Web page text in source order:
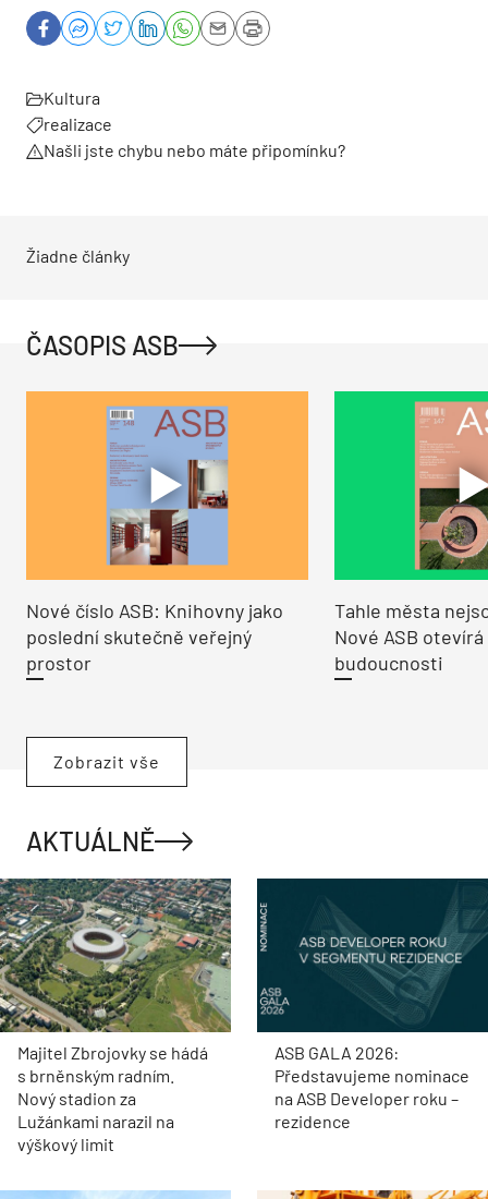
Kultura
realizace
Našli jste chybu nebo máte připomínku?
Žiadne články
ČASOPIS ASB
Nové číslo ASB: Knihovny jako
poslední skutečně veřejný
prostor
Tahle města
Nové ASB
budoucnosti
Zobrazit vše
AKTUÁLNĚ
Majitel Zbrojovky se hádá
s brněnským radním.
Nový stadion za
Lužánkami narazil na
výškový limit
ASB GALA 2026:
Představujeme nominace
na ASB Developer roku –
rezidence